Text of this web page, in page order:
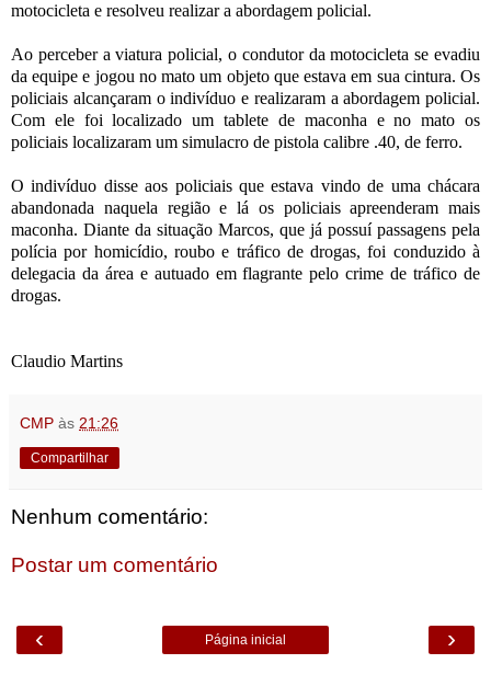
motocicleta e resolveu realizar a abordagem policial.
Ao perceber a viatura policial, o condutor da motocicleta se evadiu
da equipe e jogou no mato um objeto que estava em sua cintura. Os
policiais alcançaram o indivíduo e realizaram a abordagem policial.
Com ele foi localizado um tablete de maconha e no mato os
policiais localizaram um simulacro de pistola calibre .40, de ferro.
O indivíduo disse aos policiais que estava vindo de uma chácara
abandonada naquela região e lá os policiais apreenderam mais
maconha. Diante da situação Marcos, que já possuí passagens pela
polícia por homicídio, roubo e tráfico de drogas, foi conduzido à
delegacia da área e autuado em flagrante pelo crime de tráfico de
drogas.
Claudio Martins
CMP às 21:26
Compartilhar
Nenhum comentário:
Postar um comentário
‹ ›
Página inicial